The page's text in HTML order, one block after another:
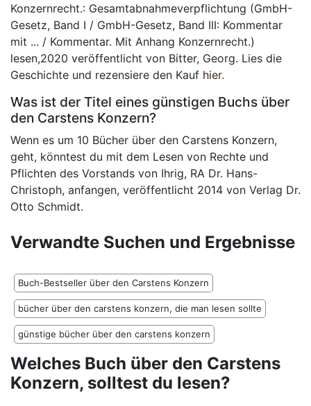
Konzernrecht.: Gesamtabnahmeverpflichtung (GmbH-
Gesetz, Band I / GmbH-Gesetz, Band III: Kommentar
mit ... / Kommentar. Mit Anhang Konzernrecht.)
lesen,2020 veröffentlicht von Bitter, Georg. Lies die
Geschichte und rezensiere den Kauf hier.
Was ist der Titel eines günstigen Buchs über
den Carstens Konzern?
Wenn es um 10 Bücher über den Carstens Konzern,
geht, könntest du mit dem Lesen von Rechte und
Pflichten des Vorstands von Ihrig, RA Dr. Hans-
Christoph, anfangen, veröffentlicht 2014 von Verlag Dr.
Otto Schmidt.
Verwandte Suchen und Ergebnisse
Buch-Bestseller über den Carstens Konzern
bücher über den carstens konzern, die man lesen sollte
günstige bücher über den carstens konzern
Welches Buch über den Carstens
Konzern, solltest du lesen?